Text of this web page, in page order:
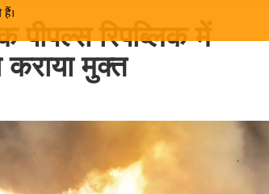
रिपब्लिक में
कराया मुक्त